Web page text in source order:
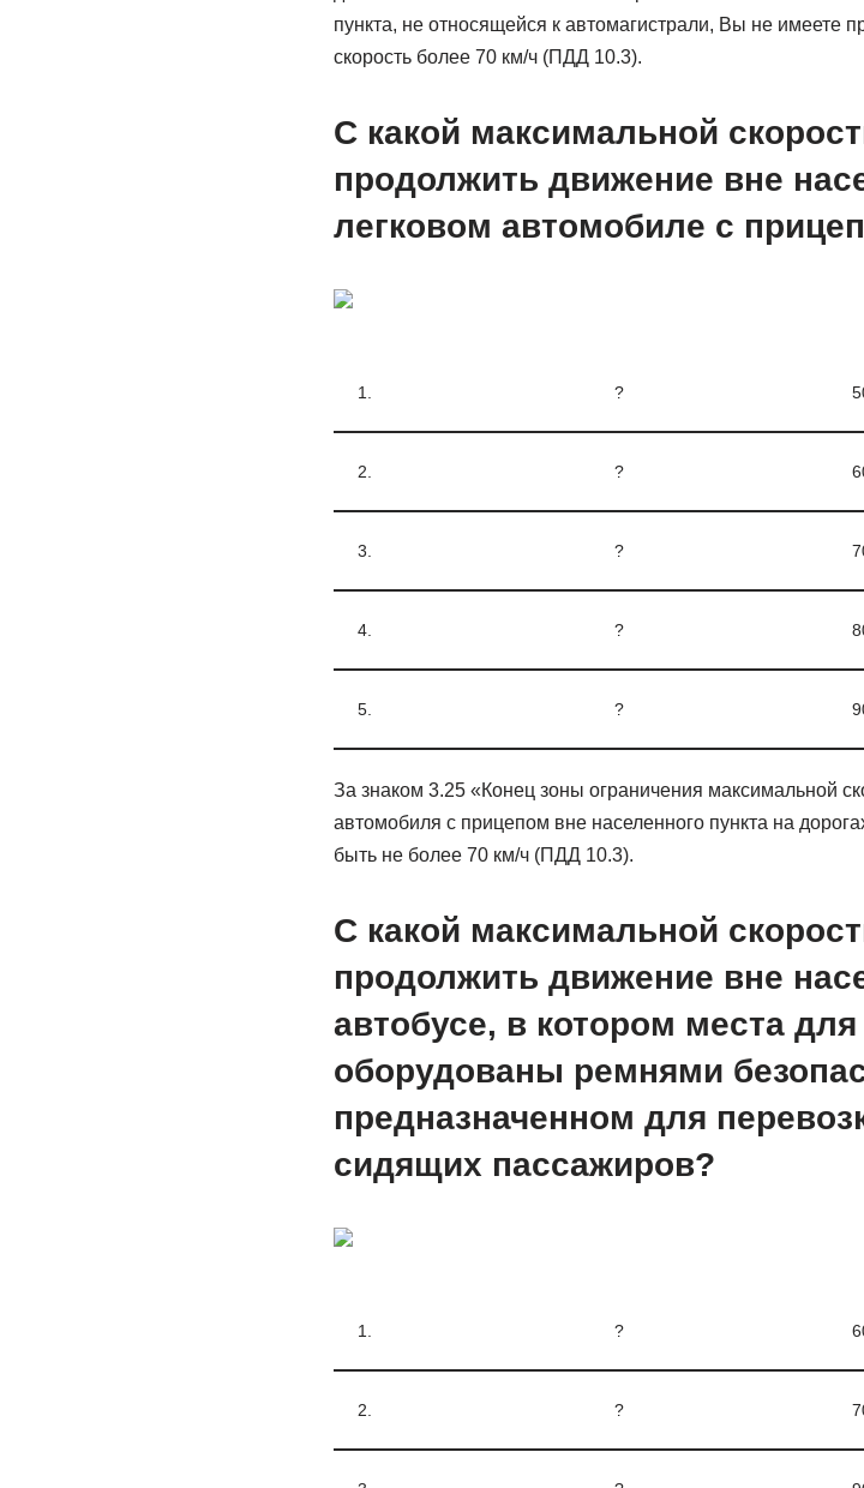
пункта, не относящейся к автомагистрали, Вы не имеете
скорость более 70 км/ч (ПДД 10.3).
С какой максимальной
продолжить движение вне
легковом автомобиле с
1. ?
2. ?
3. ?
4. ?
5. ?
За знаком 3.25 «Конец зоны ограничения максимальной
автомобиля с прицепом вне населенного пункта на
быть не более 70 км/ч (ПДД 10.3).
С какой максимальной
продолжить движение вне
автобусе, в котором места
оборудованы ремнями
предназначенном для
сидящих пассажиров?
1. ?
2. ?